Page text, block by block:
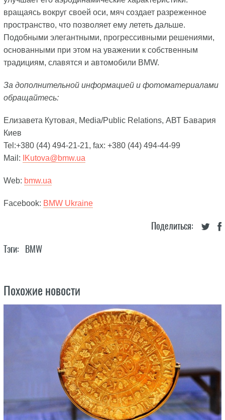
вращаясь вокруг своей оси, мяч создает разреженное
пространство, что позволяет ему лететь дальше.
Подобными элегантными, прогрессивными решениями,
основанными при этом на уважении к собственным
традициям, славятся и автомобили BMW.
За дополнительной информацией и фотоматериалами
обращайтесь:
Елизавета Кутовая, Media/Public Relations, АВТ Бавария
Киев
Tel:+380 (44) 494-21-21, fax: +380 (44) 494-44-99
Mail:
IKutova@bmw.ua
Web: bmw.ua
Facebook: BMW Ukraine
Поделиться:
Тэги: BMW
Похожие новости